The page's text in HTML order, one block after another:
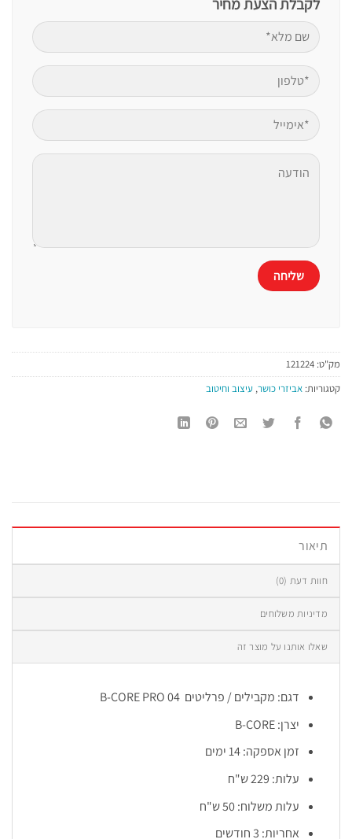
מק"ט: 121224
קטגוריות: אביזרי כושר, עיצוב וחיטוב
תיאור
חוות דעת (0)
מדיניות משלוחים
שאלו אותנו על מוצר זה
דגם: מקבילים / פרליטים B-CORE PRO 04
יצרן: B-CORE
זמן אספקה: 14 ימים
עלות: 229 ש"ח
עלות משלוח: 50 ש"ח
אחריות: 3 חודשים